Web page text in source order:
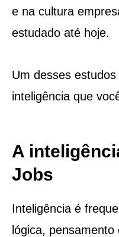
e na cultura
estudado até hoje.
Um desses
inteligência que
A
Jobs
Inteligência é
lógica,